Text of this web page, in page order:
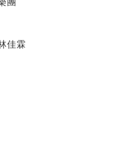
團
佳霖